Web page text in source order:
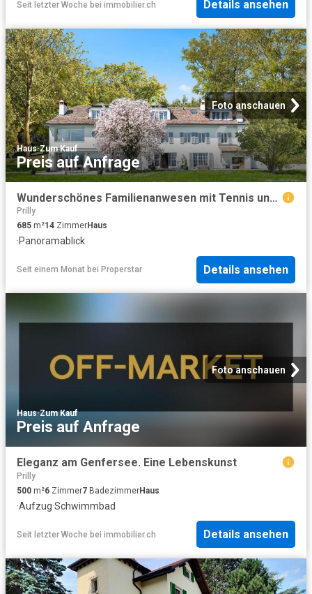
Seit letzter Woche bei immobilier.ch Details ansehen
Foto anschauen
Haus·Zum Kauf
Preis auf Anfrage
Wunderschönes Familienanwesen mit Tennis und Seeblick, nahe Morges
Prilly
685 m²14 ZimmerHaus
·Panoramablick
Seit einem Monat bei Properstar Details ansehen
Foto anschauen
Haus·Zum Kauf
Preis auf Anfrage
Eleganz am Genfersee. Eine Lebenskunst
Prilly
500 m²6 Zimmer7 BadezimmerHaus
·Aufzug·Schwimmbad
Seit letzter Woche bei immobilier.ch Details ansehen